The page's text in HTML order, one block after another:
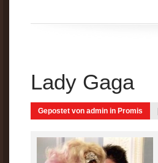
Lady Gaga
Gepostet von admin in Promis